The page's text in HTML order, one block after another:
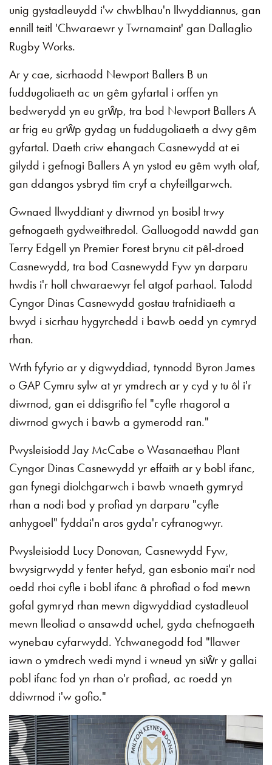
unig gystadleuydd i'w chwblhau'n llwyddiannus, gan
ennill teitl 'Chwaraewr y Twrnamaint' gan Dallaglio
Rugby Works.
Ar y cae, sicrhaodd Newport Ballers B un
fuddugoliaeth ac un gêm gyfartal i orffen yn
bedwerydd yn eu grŵp, tra bod Newport Ballers A
ar frig eu grŵp gydag un fuddugoliaeth a dwy gêm
gyfartal. Daeth criw ehangach Casnewydd at ei
gilydd i gefnogi Ballers A yn ystod eu gêm wyth olaf,
gan ddangos ysbryd tîm cryf a chyfeillgarwch.
Gwnaed llwyddiant y diwrnod yn bosibl trwy
gefnogaeth gydweithredol. Galluogodd nawdd gan
Terry Edgell yn Premier Forest brynu cit pêl-droed
Casnewydd, tra bod Casnewydd Fyw yn darparu
hwdis i'r holl chwaraewyr fel atgof parhaol. Talodd
Cyngor Dinas Casnewydd gostau trafnidiaeth a
bwyd i sicrhau hygyrchedd i bawb oedd yn cymryd
rhan.
Wrth fyfyrio ar y digwyddiad, tynnodd Byron James
o GAP Cymru sylw at yr ymdrech ar y cyd y tu ôl i'r
diwrnod, gan ei ddisgrifio fel "cyfle rhagorol a
diwrnod gwych i bawb a gymerodd ran."
Pwysleisiodd Jay McCabe o Wasanaethau Plant
Cyngor Dinas Casnewydd yr effaith ar y bobl ifanc,
gan fynegi diolchgarwch i bawb wnaeth gymryd
rhan a nodi bod y profiad yn darparu "cyfle
anhygoel" fyddai'n aros gyda'r cyfranogwyr.
Pwysleisiodd Lucy Donovan, Casnewydd Fyw,
bwysigrwydd y fenter hefyd, gan esbonio mai'r nod
oedd rhoi cyfle i bobl ifanc â phrofiad o fod mewn
gofal gymryd rhan mewn digwyddiad cystadleuol
mewn lleoliad o ansawdd uchel, gyda chefnogaeth
wynebau cyfarwydd. Ychwanegodd fod "llawer
iawn o ymdrech wedi mynd i wneud yn siŵr y gallai
pobl ifanc fod yn rhan o'r profiad, ac roedd yn
ddiwrnod i'w gofio."